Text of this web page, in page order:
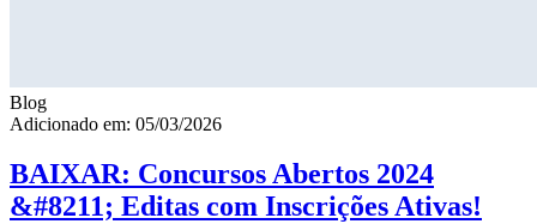
Blog
Adicionado em: 05/03/2026
BAIXAR: Concursos Abertos 2024
&#8211; Editas com Inscrições Ativas!